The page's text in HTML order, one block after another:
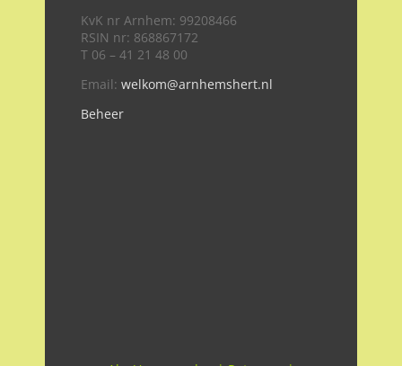
KvK nr Arnhem: 99208466
RSIN nr: 868867172
T 06 – 41 21 48 00
Email: welkom@arnhemshert.nl
Beheer